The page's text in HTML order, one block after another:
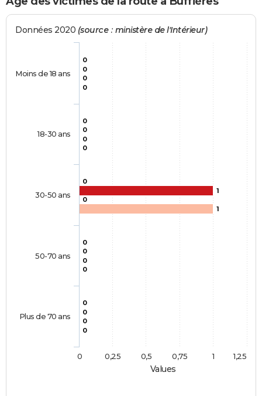
Values
Données 2020 (source : ministère de l'Intérieur)
0
0
0
0
0
0
0
1
0
0
0
0
0
0
0
0
0
1
0
0
Moins de 18 ans
18-30 ans
30-50 ans
50-70 ans
Plus de 70 ans
0 1
0,25 0,5 0,75 1,25